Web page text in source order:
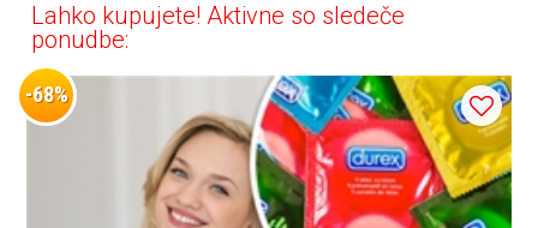
Lahko kupujete! Aktivne so sledeče
ponudbe:
-68%